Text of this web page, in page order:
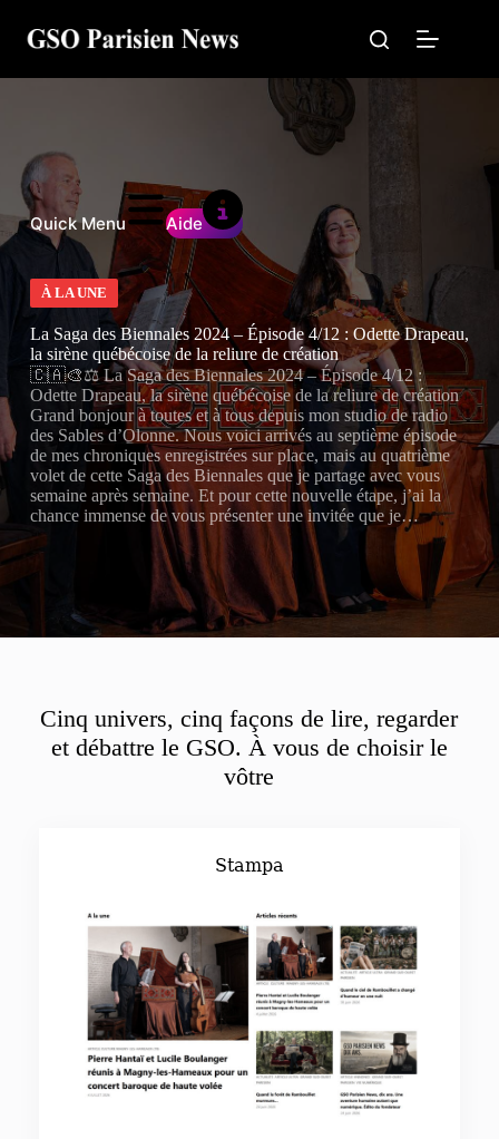
contenu
Quick Menu Aide
À LA UNE
La Saga des Biennales 2024 – Épisode 4/12 : Odette Drapeau,
la sirène québécoise de la reliure de création
🇨🇦🎨⚖️ La Saga des Biennales 2024 – Épisode 4/12 :
Odette Drapeau, la sirène québécoise de la reliure de création
Grand bonjour à toutes et à tous depuis mon studio de radio
des Sables d’Olonne. Nous voici arrivés au septième épisode
de mes chroniques enregistrées sur place, mais au quatrième
volet de cette Saga des Biennales que je partage avec vous
semaine après semaine. Et pour cette nouvelle étape, j’ai la
chance immense de vous présenter une invitée que je…
Cinq univers, cinq façons de lire, regarder
et débattre le GSO. À vous de choisir le
vôtre
Stampa